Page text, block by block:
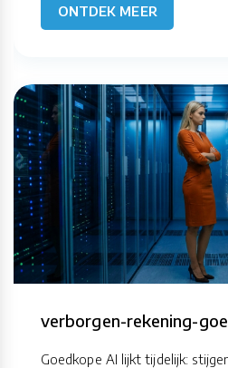
ONTDEK MEER
verborgen-rekening-
Goedkope AI lijkt tijdelijk: